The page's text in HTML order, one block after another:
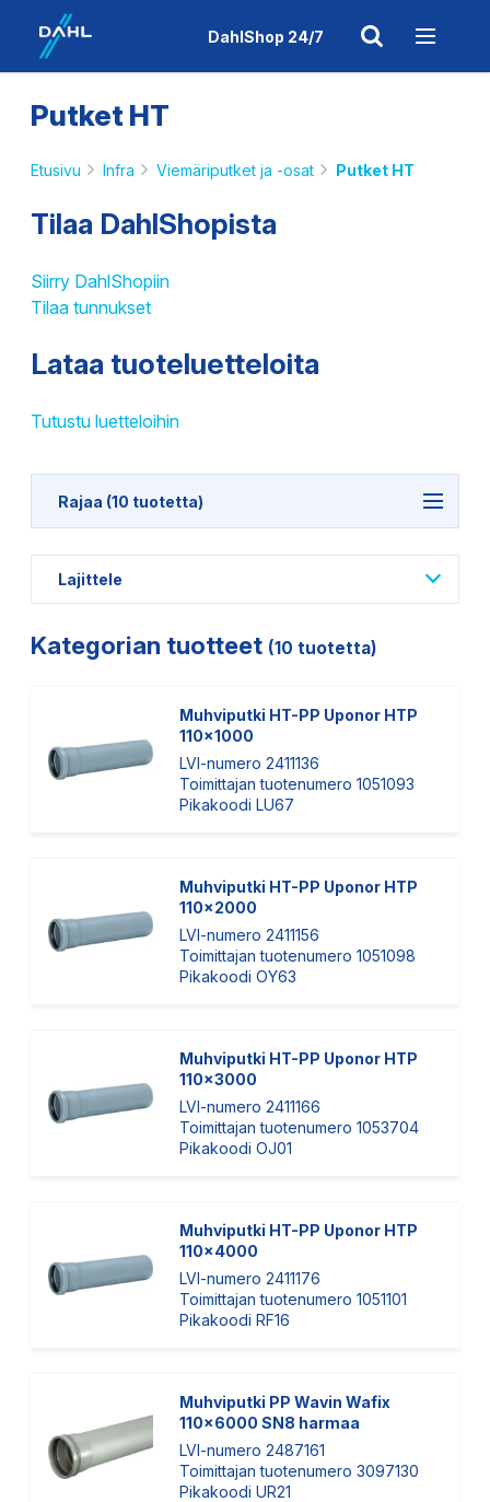
DahlShop 24/7
Putket HT
Etusivu Infra Viemäriputket ja -osat Putket HT
Tilaa DahlShopista
Siirry DahlShopiin
Tilaa tunnukset
Lataa tuoteluetteloita
Tutustu luetteloihin
Rajaa (10 tuotetta)
Lajittele
Kategorian tuotteet (10 tuotetta)
Muhviputki HT-PP Uponor HTP
110x1000
LVI-numero 2411136
Toimittajan tuotenumero 1051093
Pikakoodi LU67
Muhviputki HT-PP Uponor HTP
110x2000
LVI-numero 2411156
Toimittajan tuotenumero 1051098
Pikakoodi OY63
Muhviputki HT-PP Uponor HTP
110x3000
LVI-numero 2411166
Toimittajan tuotenumero 1053704
Pikakoodi OJ01
Muhviputki HT-PP Uponor HTP
110x4000
LVI-numero 2411176
Toimittajan tuotenumero 1051101
Pikakoodi RF16
Muhviputki PP Wavin Wafix
110x6000 SN8 harmaa
LVI-numero 2487161
Toimittajan tuotenumero 3097130
Pikakoodi UR21